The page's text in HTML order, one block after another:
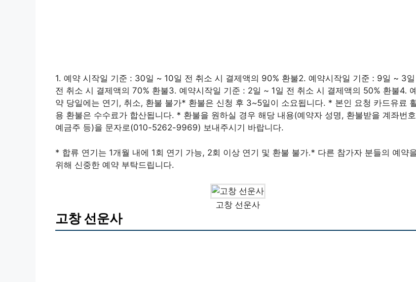
1. 예약 시작일 기준 : 30일 ~ 10일 전 취소 시 결제액의 90% 환불2. 예약시작일 기준 : 9일 ~ 3일
전 취소 시 결제액의 70% 환불3. 예약시작일 기준 : 2일 ~ 1일 전 취소 시 결제액의 50% 환불4. 예
약 당일에는 연기, 취소, 환불 불가* 환불은 신청 후 3~5일이 소요됩니다. * 본인 요청 카드유료
용 환불은 수수료가 합산됩니다. * 환불을 원하실 경우 해당 내용(예약자 성명, 환불받을 계좌번
예금주 등)을 문자로(010-5262-9969) 보내주시기 바랍니다.
* 합류 연기는 1개월 내에 1회 연기 가능, 2회 이상 연기 및 환불 불가.* 다른 참가자 분들의 예약
위해 신중한 예약 부탁드립니다.
고창 선운사
고창 선운사